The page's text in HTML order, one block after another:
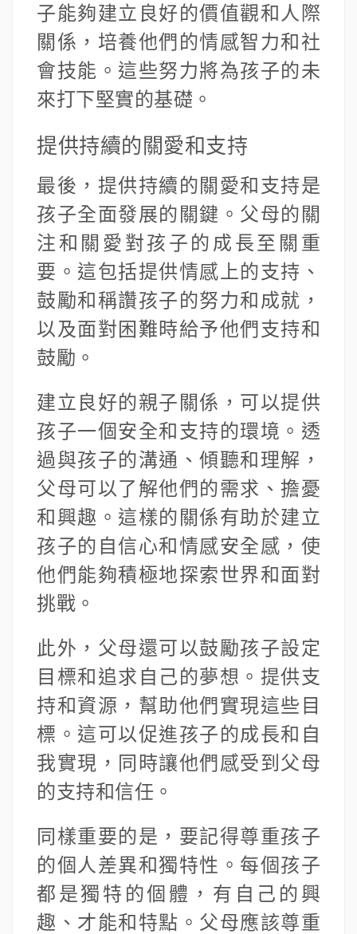
子能夠建立良好的價值觀和人際
關係，培養他們的情感智力和社
會技能。這些努力將為孩子的未
來打下堅實的基礎。
提供持續的關愛和支持
最後，提供持續的關愛和支持是
孩子全面發展的關鍵。父母的關
注和關愛對孩子的成長至關重
要。這包括提供情感上的支持、
鼓勵和稱讚孩子的努力和成就，
以及面對困難時給予他們支持和
鼓勵。
建立良好的親子關係，可以提供
孩子一個安全和支持的環境。透
過與孩子的溝通、傾聽和理解，
父母可以了解他們的需求、擔憂
和興趣。這樣的關係有助於建立
孩子的自信心和情感安全感，使
他們能夠積極地探索世界和面對
挑戰。
此外，父母還可以鼓勵孩子設定
目標和追求自己的夢想。提供支
持和資源，幫助他們實現這些目
標。這可以促進孩子的成長和自
我實現，同時讓他們感受到父母
的支持和信任。
同樣重要的是，要記得尊重孩子
的個人差異和獨特性。每個孩子
都是獨特的個體，有自己的興
趣、才能和特點。父母應該尊重